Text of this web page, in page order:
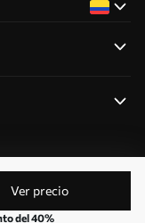
Ver precio
del 40%
reservados.
PL9223057591.